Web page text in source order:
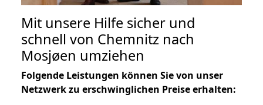
Mit unsere Hilfe sicher und
schnell von Chemnitz nach
Mosjøen umziehen
Folgende Leistungen können Sie von unser
Netzwerk zu erschwinglichen Preise erhalten: